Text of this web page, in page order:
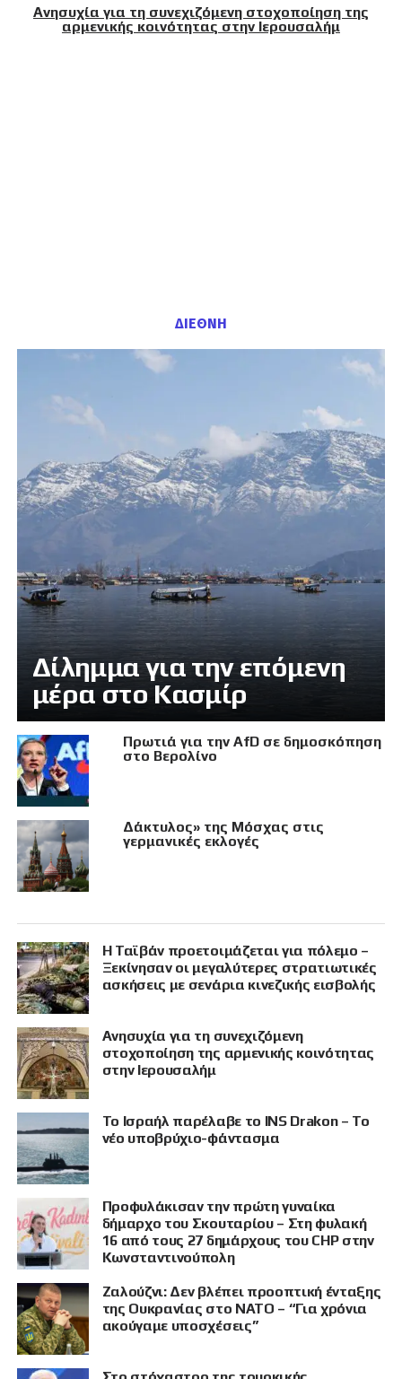
Ανησυχία για τη συνεχιζόμενη στοχοποίηση της
αρμενικής κοινότητας στην Ιερουσαλήμ
ΔΙΕΘΝΗ
Δίλημμα για την επόμενη
μέρα στο Κασμίρ
Πρωτιά για την AfD σε δημοσκόπηση
στο Βερολίνο
Δάκτυλος» της Μόσχας στις
γερμανικές εκλογές
Η Ταϊβάν προετοιμάζεται για πόλεμο –
Ξεκίνησαν οι μεγαλύτερες στρατιωτικές
ασκήσεις με σενάρια κινεζικής εισβολής
Ανησυχία για τη συνεχιζόμενη
στοχοποίηση της αρμενικής κοινότητας
στην Ιερουσαλήμ
Το Ισραήλ παρέλαβε το INS Drakon – Το
νέο υποβρύχιο-φάντασμα
Προφυλάκισαν την πρώτη γυναίκα
δήμαρχο του Σκουταρίου – Στη φυλακή
16 από τους 27 δημάρχους του CHP στην
Κωνσταντινούπολη
Ζαλούζνι: Δεν βλέπει προοπτική ένταξης
της Ουκρανίας στο ΝΑΤΟ – “Για χρόνια
ακούγαμε υποσχέσεις”